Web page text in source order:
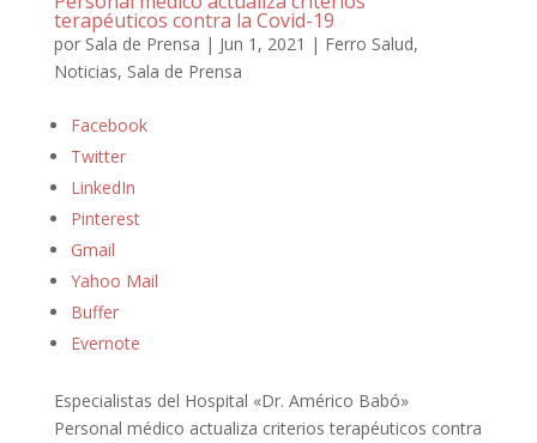
terapéuticos contra la Covid-19
por Sala de Prensa | Jun 1, 2021 | Ferro Salud,
Noticias, Sala de Prensa
Facebook
Twitter
LinkedIn
Pinterest
Gmail
Yahoo Mail
Buffer
Evernote
Especialistas del Hospital «Dr. Américo Babó»
Personal médico actualiza criterios terapéuticos contra